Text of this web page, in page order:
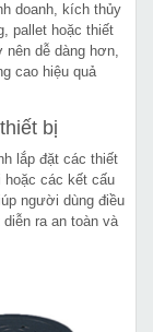
doanh, kích thủy
pallet hoặc thiết
nên dễ dàng hơn,
cao hiệu quả
bị
lắp đặt các thiết
các kết cấu
người dùng điều
ra an toàn và